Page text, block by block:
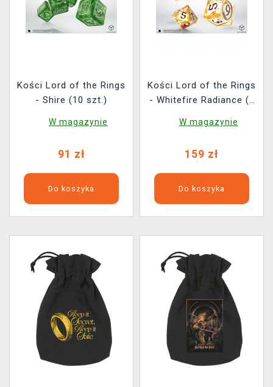
Kości Lord of the Rings
- Shire (10 szt.)
W magazynie
91 zł
Do koszyka
Kości Lord of the Rings
- Whitefire Radiance (7
W magazynie
159 zł
Do koszyka